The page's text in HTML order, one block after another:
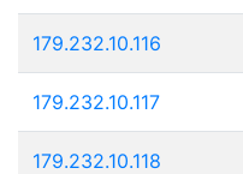
179.232.10.116
179.232.10.117
179.232.10.118